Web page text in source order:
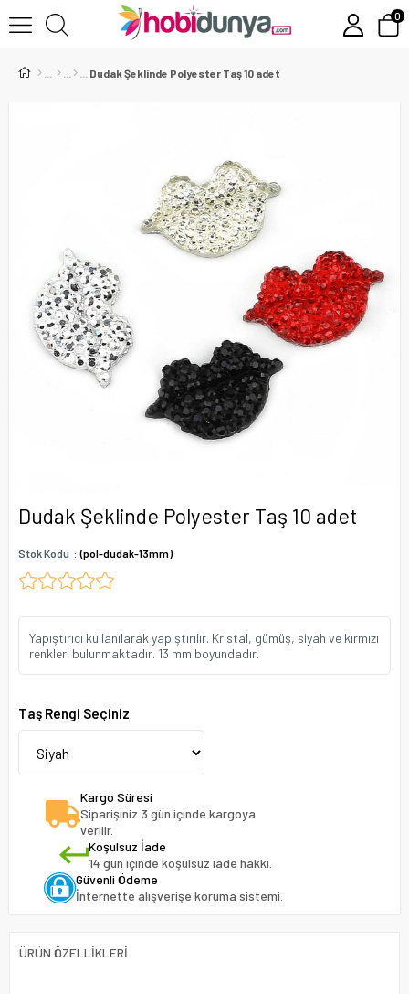
0
Dudak Şeklinde Polyester Taş 10 adet
Dudak Şeklinde Polyester Taş 10 adet
Stok Kodu (pol-dudak-13mm)
Yapıştırıcı kullanılarak yapıştırılır. Kristal, gümüş, siyah ve kırmızı
renkleri bulunmaktadır. 13 mm boyundadır.
Taş Rengi Seçiniz
Kargo Süresi
Siparişiniz 3 gün içinde kargoya
verilir.
Koşulsuz İade
14 gün içinde koşulsuz iade hakkı.
Güvenli Ödeme
İnternette alışverişe koruma sistemi.
ÜRÜN ÖZELLIKLERI